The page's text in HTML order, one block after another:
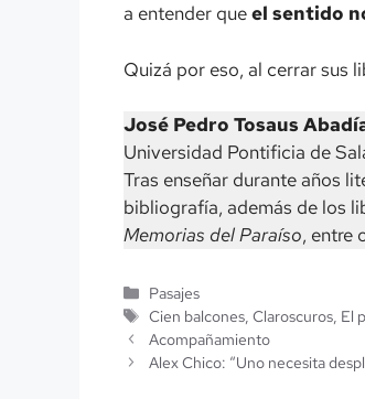
a entender queel sentido
Quizá por eso, al cerrar sus
José Pedro Tosaus
Universidad Pontificia de
Tras enseñar durante años
bibliografía, además de los
Memorias del Paraíso, entre
Categorías
Pasajes
Etiquetas
Cien balcones,Claroscuros, El
Acompañamiento
Alex Chico: “Uno necesita